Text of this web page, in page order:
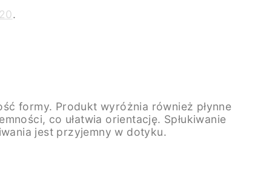
.
formy. Produkt wyróżnia również płynne
co ułatwia orientację. Spłukiwanie
jest przyjemny w dotyku.